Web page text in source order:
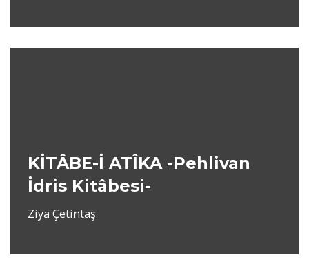
KİTÂBE-İ ATÎKA -Pehlivan
İdris Kitâbesi-
Ziya Çetintaş